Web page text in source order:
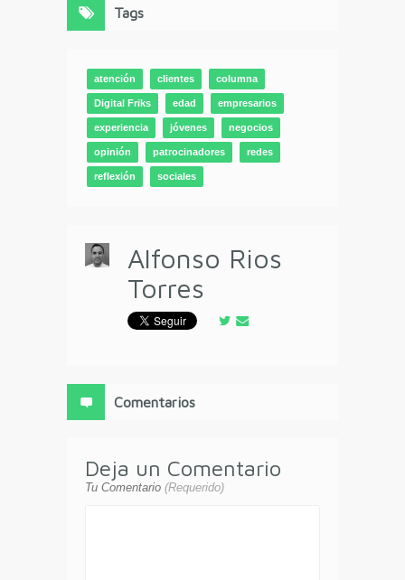
Tags
atención clientes columna
Digital Friks edad empresarios
experiencia jóvenes negocios
opinión patrocinadores redes
reflexión sociales
Alfonso Rios
Torres
Comentarios
Deja un Comentario
Tu Comentario (Requerido)